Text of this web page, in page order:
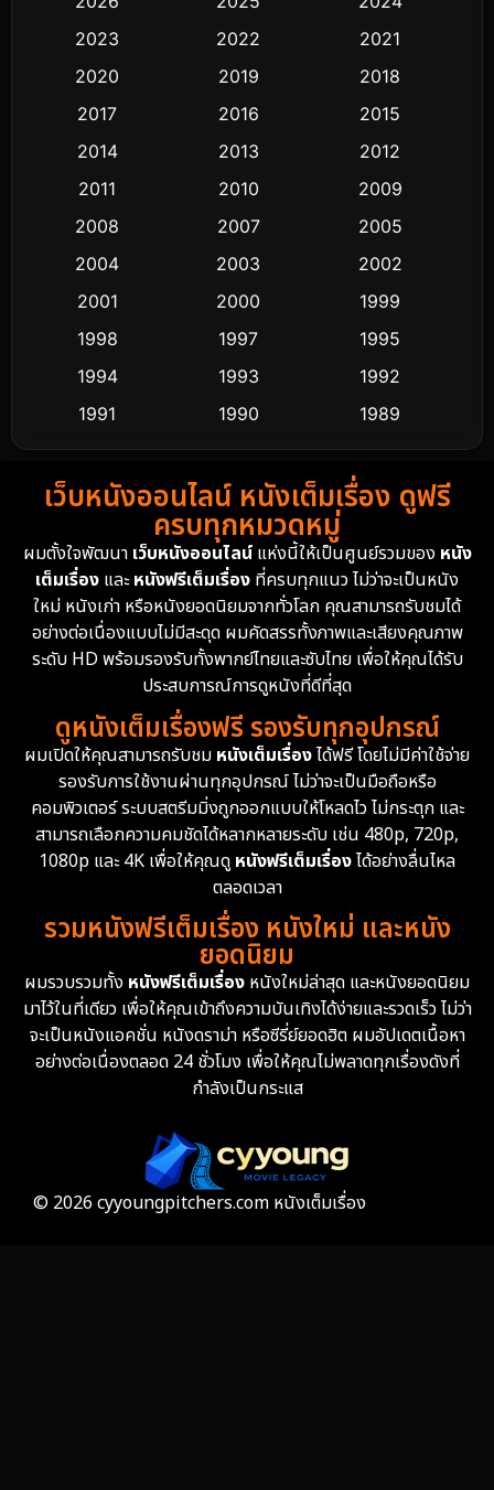
Classic หนังคลาสสิก
Comedy ตลก 435
Crime อาชญากรรม
Cult Film
Dance เต้น
Detective สืบสวน
Detective สืบสวน
Disney+ 4
Documentary สารคดี 94
Drama ดราม่า
Dystopian 16
Emotional 61
Epic มหากาพย์ 216
Family ครอบครัว 360
Fantasy จินตนาการ 327
Fiction 9
2023
2022
2021
2020
2019
2018
2017
2016
2015
2014
2013
2012
2011
2010
2009
2008
2007
2005
2004
2003
2002
2001
2000
1999
1998
1997
1995
1994
1993
1992
1991
1990
1989
1988
1986
1985
1983
1982
1981
1974
1962
เว็บหนังออนไลน์ หนังเต็มเรื่อง ดูฟรี
ครบทุกหมวดหมู่
ผมตั้งใจพัฒนา เว็บหนังออนไลน์แห่งนี้ให้เป็นศูนย์รวมของ หนัง
เต็มเรื่อง และหนังฟรีเต็มเรื่อง ที่ครบทุกแนว ไม่ว่าจะเป็นหนัง
ใหม่ หนังเก่า หรือหนังยอดนิยมจากทั่วโลก คุณสามารถรับชมได้
อย่างต่อเนื่องแบบไม่มีสะดุด ผมคัดสรรทั้งภาพและเสียงคุณภาพ
ระดับ HD พร้อมรองรับทั้งพากย์ไทยและซับไทย เพื่อให้คุณได้รับ
ประสบการณ์การดูหนังที่ดีที่สุด
ดูหนังเต็มเรื่องฟรี รองรับทุกอุปกรณ์
ผมเปิดให้คุณสามารถรับชม หนังเต็มเรื่องได้ฟรี โดยไม่มีค่าใช้จ่าย
รองรับการใช้งานผ่านทุกอุปกรณ์ ไม่ว่าจะเป็นมือถือหรือ
คอมพิวเตอร์ ระบบสตรีมมิ่งถูกออกแบบให้โหลดไว ไม่กระตุก และ
สามารถเลือกความคมชัดได้หลากหลายระดับ เช่น 480p, 720p,
1080p และ 4K เพื่อให้คุณดู หนังฟรีเต็มเรื่องได้อย่างลื่นไหล
ตลอดเวลา
รวมหนังฟรีเต็มเรื่อง หนังใหม่ และหนัง
ยอดนิยม
ผมรวบรวมทั้ง หนังฟรีเต็มเรื่อง หนังใหม่ล่าสุด และหนังยอดนิยม
มาไว้ในที่เดียว เพื่อให้คุณเข้าถึงความบันเทิงได้ง่ายและรวดเร็ว ไม่ว่า
จะเป็นหนังแอคชั่น หนังดราม่า หรือซีรี่ย์ยอดฮิต ผมอัปเดตเนื้อหา
อย่างต่อเนื่องตลอด 24 ชั่วโมง เพื่อให้คุณไม่พลาดทุกเรื่องดังที่
กำลังเป็นกระแส
© 2026 cyyoungpitchers.com หนังเต็มเรื่อง